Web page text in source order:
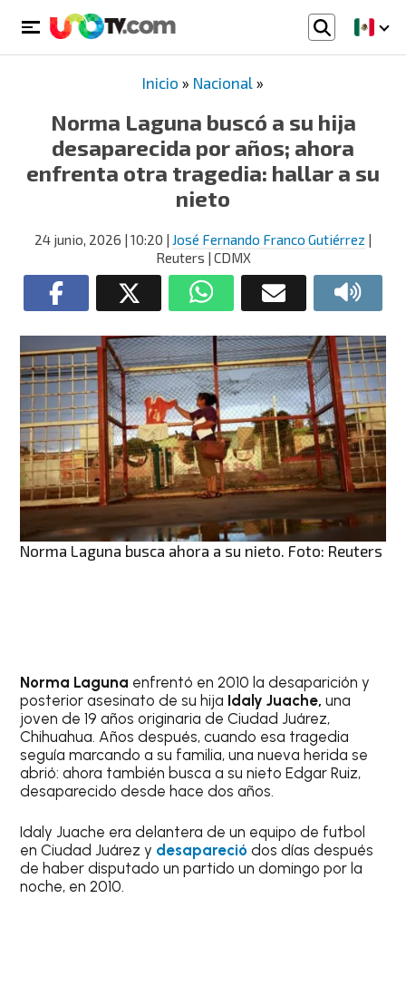
Inicio » Nacional »
Norma Laguna buscó a su hija
desaparecida por años; ahora
enfrenta otra tragedia: hallar a su
nieto
24 junio, 2026 | 10:20 | José Fernando Franco Gutiérrez |
Reuters | CDMX
Norma Laguna busca ahora a su nieto. Foto: Reuters
Norma Laguna enfrentó en 2010 la desaparición y
posterior asesinato de su hija Idaly Juache, una
joven de 19 años originaria de Ciudad Juárez,
Chihuahua. Años después, cuando esa tragedia
seguía marcando a su familia, una nueva herida se
abrió: ahora también busca a su nieto Edgar Ruiz,
desaparecido desde hace dos años.
Idaly Juache era delantera de un equipo de futbol
en Ciudad Juárez y desapareció dos días después
de haber disputado un partido un domingo por la
noche, en 2010.